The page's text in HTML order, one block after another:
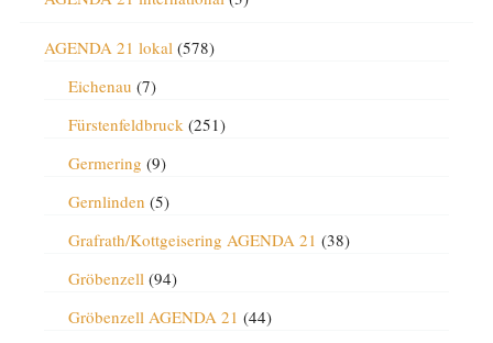
AGENDA 21 lokal(578)
Eichenau (7)
Fürstenfeldbruck(251)
Germering (9)
Gernlinden (5)
Grafrath/Kottgeisering AGENDA 21 (38)
Gröbenzell(94)
Gröbenzell AGENDA 21 (44)